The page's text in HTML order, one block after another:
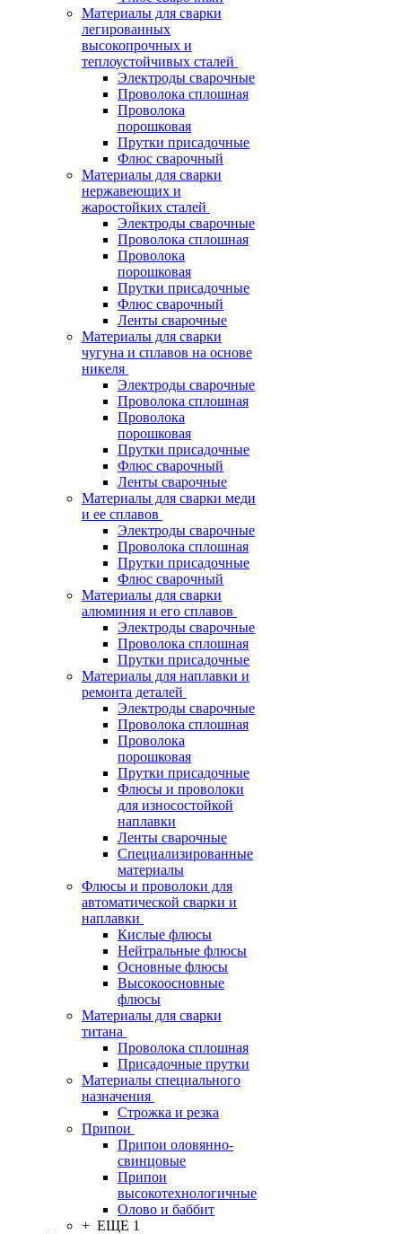
Материалы для сварки
легированных
высокопрочных и
теплоустойчивых сталей
Электроды сварочные
Проволока сплошная
Проволока
порошковая
Прутки присадочные
Флюс сварочный
Материалы для сварки
нержавеющих и
жаростойких сталей
Электроды сварочные
Проволока сплошная
Проволока
порошковая
Прутки присадочные
Флюс сварочный
Ленты сварочные
Материалы для сварки
чугуна и сплавов на основе
никеля
Электроды сварочные
Проволока сплошная
Проволока
порошковая
Прутки присадочные
Флюс сварочный
Ленты сварочные
Материалы для сварки меди
и ее сплавов
Электроды сварочные
Проволока сплошная
Прутки присадочные
Флюс сварочный
Материалы для сварки
алюминия и его сплавов
Электроды сварочные
Проволока сплошная
Прутки присадочные
Материалы для наплавки и
ремонта деталей
Электроды сварочные
Проволока сплошная
Проволока
порошковая
Прутки присадочные
Флюсы и проволоки
для износостойкой
наплавки
Ленты сварочные
Специализированные
материалы
Флюсы и проволоки для
автоматической сварки и
наплавки
Кислые флюсы
Нейтральные флюсы
Основные флюсы
Высокоосновные
флюсы
Материалы для сварки
титана
Проволока сплошная
Присадочные прутки
Материалы специального
назначения
Строжка и резка
Припои
Припои оловянно-
свинцовые
Припои
высокотехнологичные
Олово и баббит
+ ЕЩЕ 1